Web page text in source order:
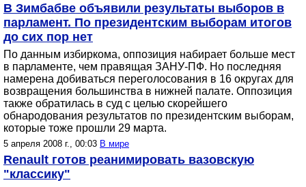
В Зимбабве объявили результаты выборов в
парламент. По президентским выборам итогов
до сих пор нет
По данным избиркома, оппозиция набирает больше мест
в парламенте, чем правящая ЗАНУ-ПФ. Но последняя
намерена добиваться переголосования в 16 округах для
возвращения большинства в нижней палате. Оппозиция
также обратилась в суд с целью скорейшего
обнародования результатов по президентским выборам,
которые тоже прошли 29 марта.
5 апреля 2008 г., 00:03 В мире
Renault готов реанимировать вазовскую
"классику"